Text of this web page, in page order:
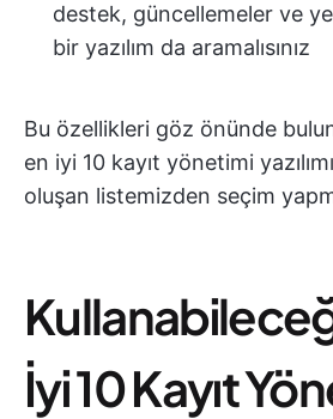
destek, güncellemeler ve
bir yazılım da aramalısınız
Bu özellikleri göz önünde
en iyi 10 kayıt yönetimi
oluşan listemizden seçim
İyi 10 Kayıt